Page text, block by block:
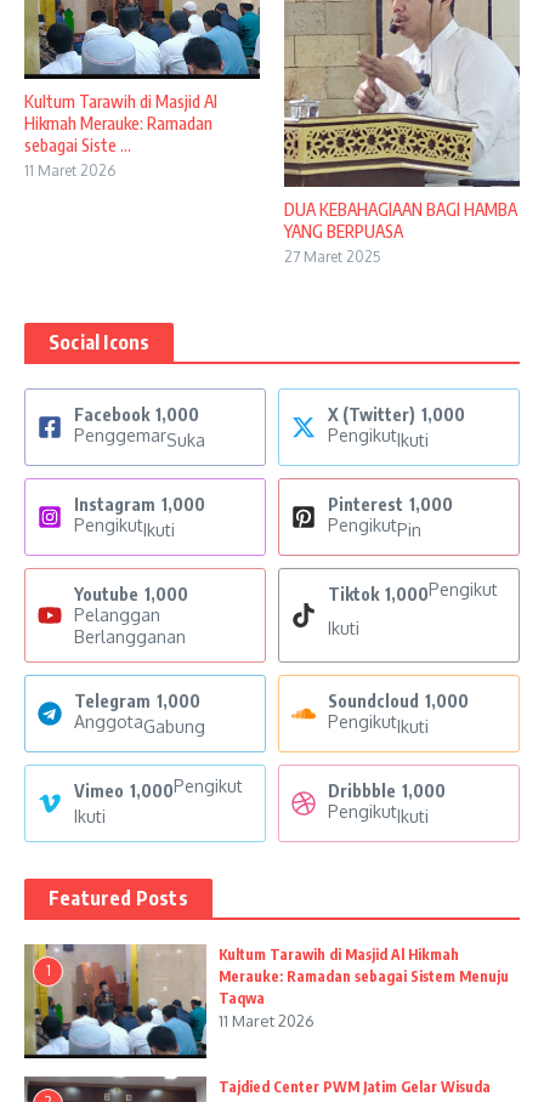
Kultum Tarawih di Masjid Al
Hikmah Merauke: Ramadan
sebagai Siste ...
11 Maret 2026
DUA KEBAHAGIAAN BAGI HAMBA
YANG BERPUASA
27 Maret 2025
Social Icons
Facebook 1,000
PenggemarSuka
X (Twitter) 1,000
PengikutIkuti
Instagram 1,000
PengikutIkuti
Pinterest 1,000
PengikutPin
Youtube 1,000
Pelanggan
Berlangganan
Tiktok 1,000Pengikut
Ikuti
Telegram 1,000
AnggotaGabung
Soundcloud 1,000
PengikutIkuti
Vimeo 1,000Pengikut
Ikuti
Dribbble 1,000
PengikutIkuti
Featured Posts
1
Kultum Tarawih di Masjid Al Hikmah
Merauke: Ramadan sebagai Sistem Menuju
Taqwa
11 Maret 2026
Tajdied Center PWM Jatim Gelar Wisuda